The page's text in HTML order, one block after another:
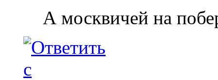
А москвичей на